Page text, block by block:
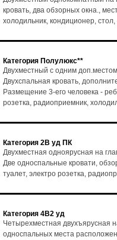
кровать, два обзорных окна.,
холодильник, кондиционер,
Категория Полулюкс**
Двухместный с одним
Двухспальная кровать,
Размещение 3-его человека -
розетка, радиоприемник,
Категория 2В уд ПК
Двухместная одноярусная на
Две односпальные кровати,
туалет, электро розетка,
Категория 4В2 уд
Четырехместная двухъярусная
односпальных места